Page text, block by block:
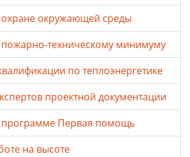
окружающей среды
техническому минимуму
по теплоэнергетике
проектной документации
Первая помощь
на высоте